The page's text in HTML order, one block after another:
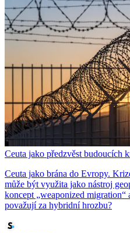
Ceuta jako předzvěst budoucích
Ceuta jako brána do Evropy.
může být využita jako nástroj
koncept „weaponized
považují za hybridní hrozbu?